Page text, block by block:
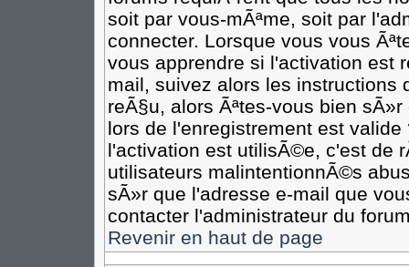
soit par vous-mÃªme, soit par
connecter. Lorsque vous vous
vous apprendre si l'activation est
mail, suivez alors les instructions
reÃ§u, alors Ãªtes-vous bien
lors de l'enregistrement est
l'activation est utilisÃ©e, c'est de
utilisateurs malintentionnÃ©s
sÃ»r que l'adresse e-mail que
contacter l'administrateur du
Revenir en haut de page